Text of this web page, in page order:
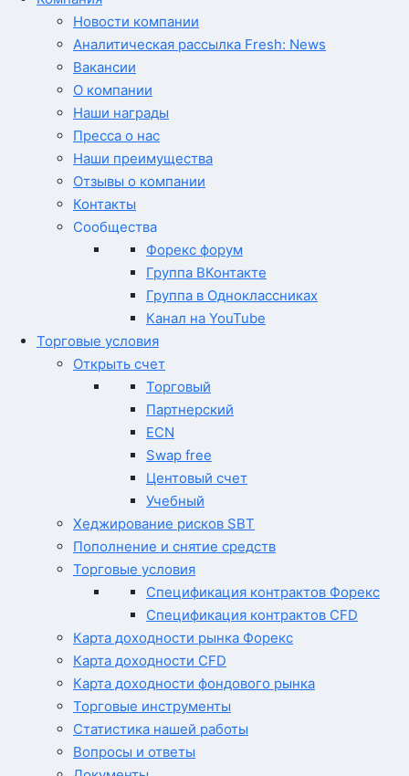
Новости компании
Аналитическая рассылка Fresh: News
Вакансии
О компании
Наши награды
Пресса о нас
Наши преимущества
Отзывы о компании
Контакты
Сообщества
Форекс форум
Группа ВКонтакте
Группа в Одноклассниках
Канал на YouTube
Торговые условия
Открыть счет
Торговый
Партнерский
ECN
Swap free
Центовый счет
Учебный
Хеджирование рисков SBT
Пополнение и снятие средств
Торговые условия
Спецификация контрактов Форекс
Спецификация контрактов CFD
Карта доходности рынка Форекс
Карта доходности CFD
Карта доходности фондового рынка
Торговые инструменты
Статистика нашей работы
Вопросы и ответы